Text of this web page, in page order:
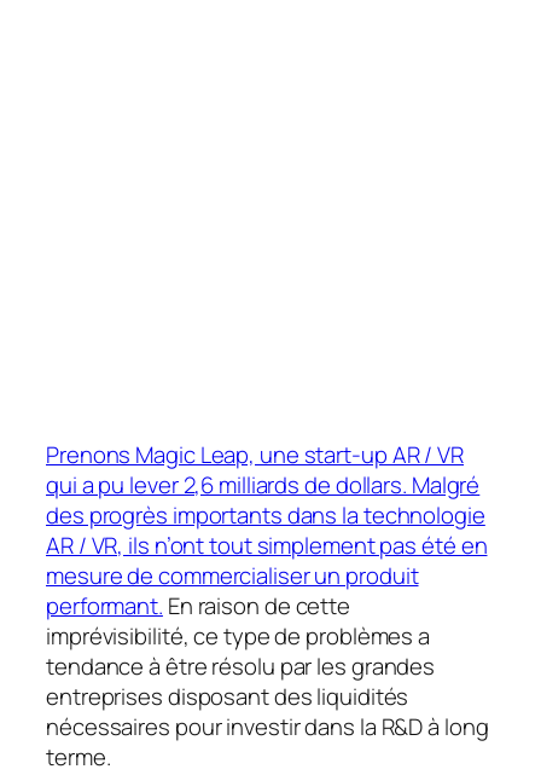
Prenons Magic Leap, une start-up AR / VR
qui a pu lever 2,6 milliards de dollars. Malgré
des progrès importants dans la technologie
AR / VR, ils n’ont tout simplement pas été en
mesure de commercialiser un produit
performant. En raison de cette
imprévisibilité, ce type de problèmes a
tendance à être résolu par les grandes
entreprises disposant des liquidités
nécessaires pour investir dans la R&D à long
terme.